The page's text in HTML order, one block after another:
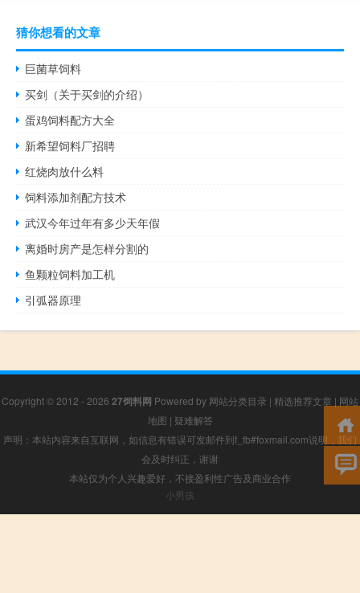
猜你想看的文章
巨菌草饲料
买剑（关于买剑的介绍）
蛋鸡饲料配方大全
新希望饲料厂招聘
红烧肉放什么料
饲料添加剂配方技术
武汉今年过年有多少天年假
离婚时房产是怎样分割的
鱼颗粒饲料加工机
引弧器原理
Copyright © 2012 - 2026 27饲料网 Powered by 网站分类目录 | 精选推荐文章 | 网站
地图 | 疑难解答
声明：本站内容来自互联网，如信息有错误可发邮件到f_fb#foxmail.com说明，我们
会及时纠正，谢谢
本站仅为个人兴趣爱好，不接盈利性广告及商业合作
小男孩